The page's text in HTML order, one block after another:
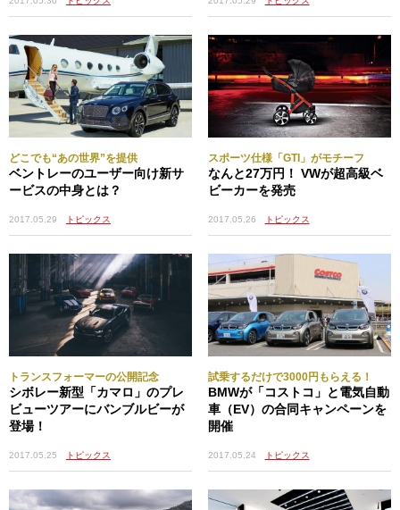
どこでも“あの世界”を提供
ベントレーのユーザー向け新サ
ービスの中身とは？
2017.05.29 トピックス
スポーツ仕様「GTI」がモチーフ
なんと27万円！ VWが超高級ベ
ビーカーを発売
2017.05.26 トピックス
トランスフォーマーの公開記念
シボレー新型「カマロ」のプレ
ビューツアーにバンブルビーが
登場！
2017.05.25 トピックス
試乗するだけで3000円もらえる！
BMWが「コストコ」と電気自動
車（EV）の合同キャンペーンを
開催
2017.05.24 トピックス